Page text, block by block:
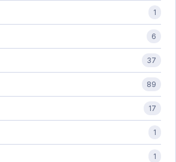
1
6
37
89
17
1
1